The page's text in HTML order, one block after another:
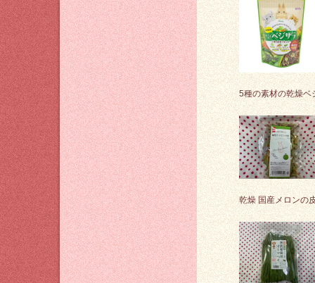
5種の素材の乾燥ベ
乾燥 国産メロンの